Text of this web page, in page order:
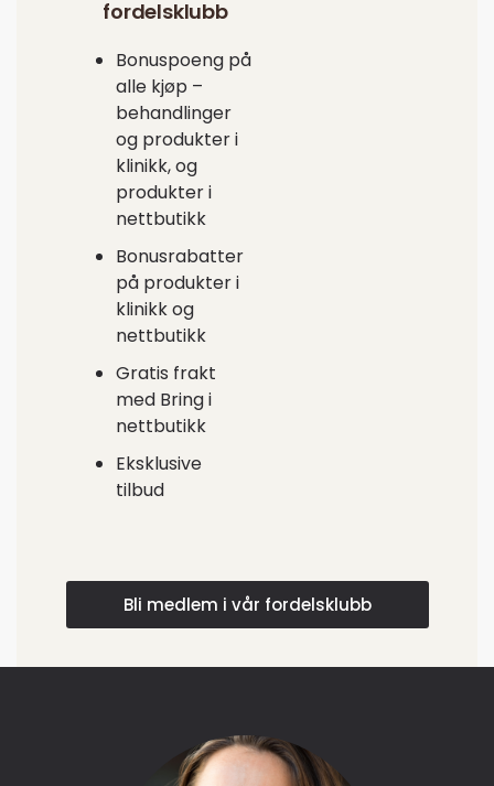
fordelsklubb
Bonuspoeng på
alle kjøp –
behandlinger
og produkter i
klinikk, og
produkter i
nettbutikk
Bonusrabatter
på produkter i
klinikk og
nettbutikk
Gratis frakt
med Bring i
nettbutikk
Eksklusive
tilbud
Bli medlem i vår fordelsklubb